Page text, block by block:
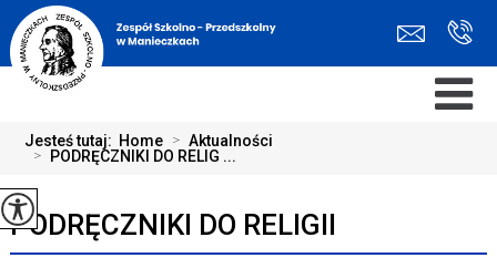
Jesteś tutaj: Home > Aktualności
> PODRĘCZNIKI DO RELIG ...
PODRĘCZNIKI DO RELIGII